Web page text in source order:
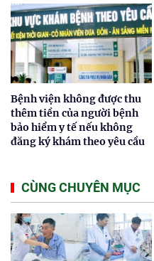
Bệnh viện không được thu
thêm tiền của người bệnh
bảo hiểm y tế nếu không
đăng ký khám theo yêu cầu
CÙNG CHUYÊN MỤC